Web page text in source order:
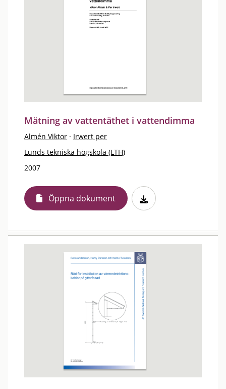
Mätning av vattentäthet i vattendimma
Almén Viktor · Irwert per
Lunds tekniska högskola (LTH)
2007
Öppna dokument